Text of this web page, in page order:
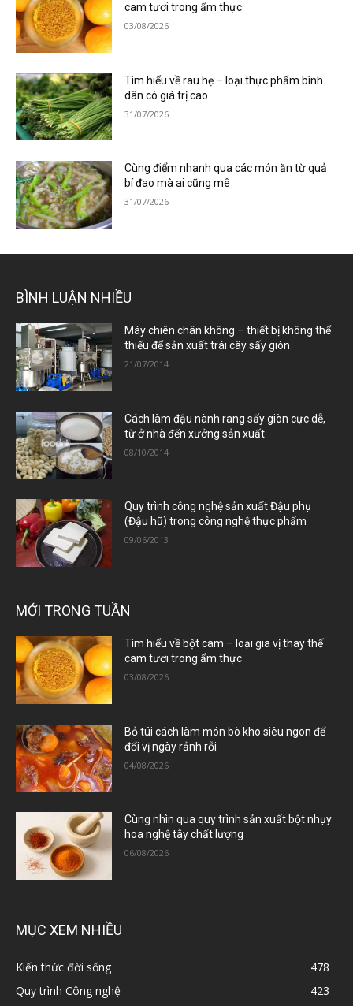
cam tươi trong ẩm thực
03/08/2026
Tìm hiểu về rau hẹ – loại thực phẩm bình
dân có giá trị cao
31/07/2026
Cùng điểm nhanh qua các món ăn từ quả
bí đao mà ai cũng mê
31/07/2026
BÌNH LUẬN NHIỀU
Máy chiên chân không – thiết bị không thể
thiếu để sản xuất trái cây sấy giòn
21/07/2014
Cách làm đậu nành rang sấy giòn cực dễ,
từ ở nhà đến xưởng sản xuất
08/10/2014
Quy trình công nghệ sản xuất Đậu phụ
(Đậu hũ) trong công nghệ thực phẩm
09/06/2013
MỚI TRONG TUẦN
Tìm hiểu về bột cam – loại gia vị thay thế
cam tươi trong ẩm thực
03/08/2026
Bỏ túi cách làm món bò kho siêu ngon để
đổi vị ngày rảnh rỗi
04/08/2026
Cùng nhìn qua quy trình sản xuất bột nhụy
hoa nghệ tây chất lượng
06/08/2026
MỤC XEM NHIỀU
Kiến thức đời sống
478
Quy trình Công nghệ
423